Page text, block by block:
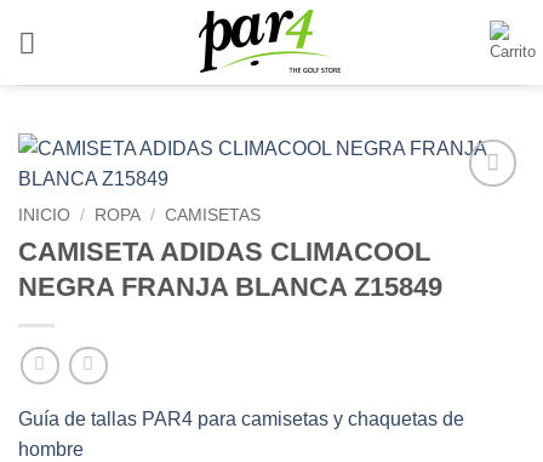
INICIO / ROPA / CAMISETAS
CAMISETA ADIDAS CLIMACOOL
NEGRA FRANJA BLANCA Z15849
Guía de tallas PAR4 para camisetas y chaquetas de
hombre